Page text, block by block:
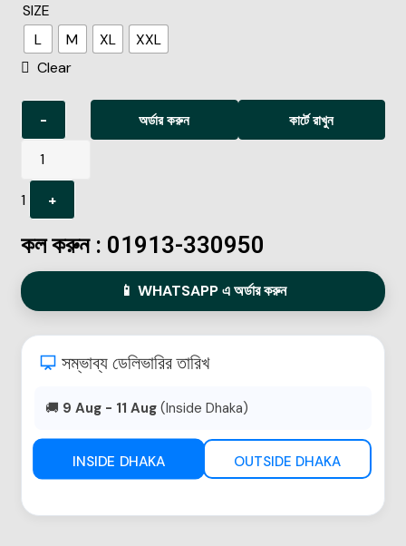
SIZE
L
M XL
XXL
Clear
-
1 +
অর্ডার করুন কার্টে রাখুন
কল করুন : 01913-330950
📱 WHATSAPP এ অর্ডার করুন
সম্ভাব্য ডেলিভারির তারিখ
🚚 9 Aug - 11 Aug(Inside Dhaka)
INSIDE DHAKA OUTSIDE DHAKA